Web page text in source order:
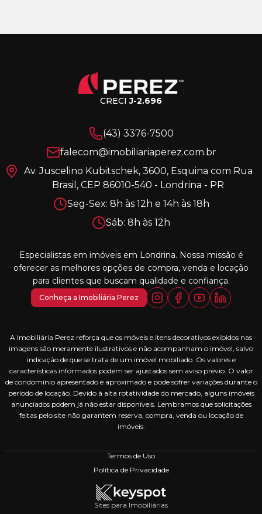
CRECIJ-2.696
(43) 3376-7500
falecom@imobiliariaperez.com.br
Av. Juscelino Kubitschek, 3600, Esquina com Rua
Brasil, CEP 86010-540 - Londrina - PR
Seg-Sex: 8h às 12h e 14h às 18h
Sáb: 8h às 12h
Especialistas em imóveis em Londrina. Nossa missão é
oferecer as melhores opções de compra, venda e locação
para clientes que buscam qualidade e confiança.
Conheça a Imobiliária Perez
A Imobiliária Perez reforça que os móveis e itens decorativos exibidos nas
imagens são meramente ilustrativos e não acompanham o imóvel, salvo
indicação de que se trata de um imóvel mobiliado. Os valores e
características informados podem ser ajustados sem aviso prévio. O valor
de condomínio apresentado é aproximado e pode sofrer variações durante o
período de locação. Devido à alta rotatividade do mercado, alguns imóveis
anunciados podem já não estar disponíveis. Lembramos que solicitações
feitas pelo site não garantem reserva, compra, venda ou locação de
imóveis.
Termos de Uso
Política de Privacidade
Sites para Imobiliárias